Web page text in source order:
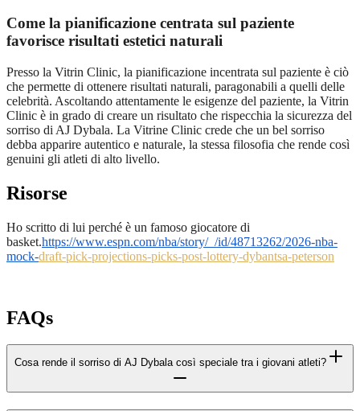
Come la pianificazione centrata sul paziente
favorisce risultati estetici naturali
Presso la Vitrin Clinic, la pianificazione incentrata sul paziente è ciò
che permette di ottenere risultati naturali, paragonabili a quelli delle
celebrità. Ascoltando attentamente le esigenze del paziente, la Vitrin
Clinic è in grado di creare un risultato che rispecchia la sicurezza del
sorriso di AJ Dybala. La Vitrine Clinic crede che un bel sorriso
debba apparire autentico e naturale, la stessa filosofia che rende così
genuini gli atleti di alto livello.
Risorse
Ho scritto di lui perché è un famoso giocatore di
basket.https://www.espn.com/nba/story/_/id/48713262/2026-nba-
mock-draft-pick-projections-picks-post-lottery-dybantsa-peterson
FAQs
Cosa rende il sorriso di AJ Dybala così speciale tra i giovani atleti?